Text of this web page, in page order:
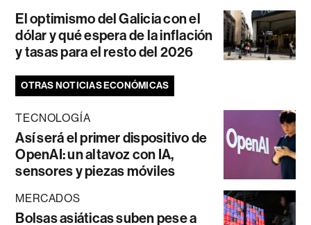
El optimismo del Galicia con el
dólar y qué espera de la inflación
y tasas para el resto del 2026
OTRAS NOTICIAS ECONÓMICAS
TECNOLOGÍA
Así será el primer dispositivo de
OpenAI: un altavoz con IA,
sensores y piezas móviles
MERCADOS
Bolsas asiáticas suben pese a